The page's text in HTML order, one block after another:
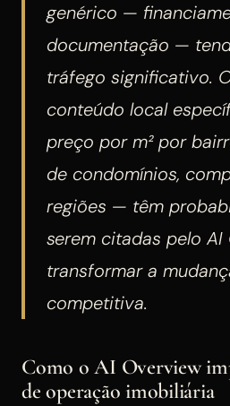
genérico —
documentação —
tráfego significativo.
conteúdo local
preço por m² por
de condomínios,
regiões — têm
serem citadas pelo
transformar a
competitiva.
Como o AI Overview
de operação imobiliária